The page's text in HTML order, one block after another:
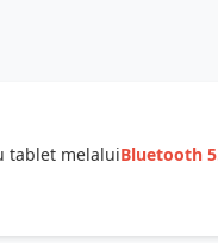
tablet melaluiBluetooth